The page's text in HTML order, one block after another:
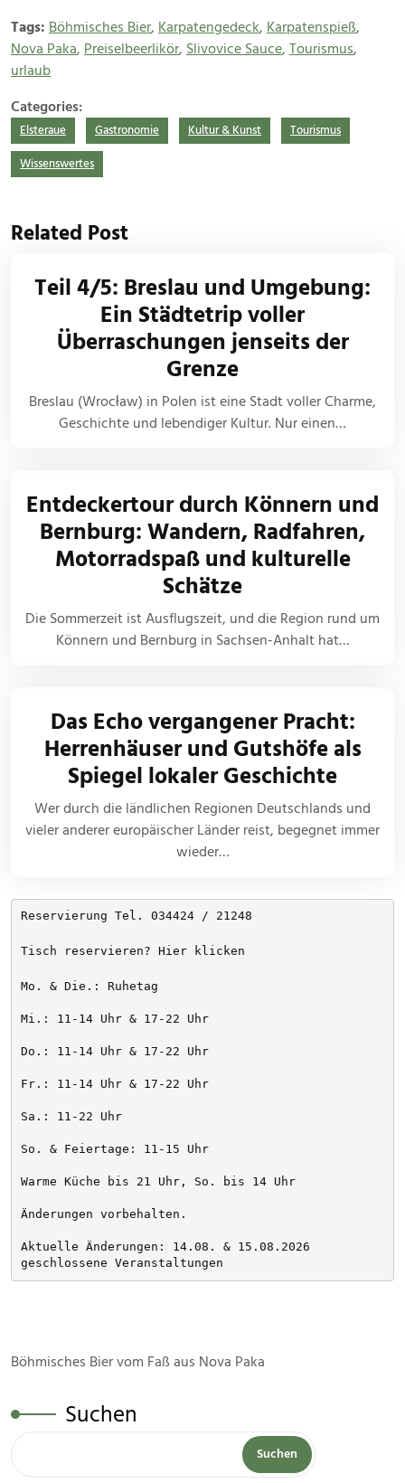
Tags: Böhmisches Bier, Karpatengedeck, Karpatenspieß,
Nova Paka, Preiselbeerlikör, Slivovice Sauce, Tourismus,
urlaub
Categories:
Elsteraue Gastronomie Kultur & Kunst Tourismus
Wissenswertes
Related Post
Teil 4/5: Breslau und Umgebung:
Ein Städtetrip voller
Überraschungen jenseits der
Grenze
Breslau (Wrocław) in Polen ist eine Stadt voller Charme,
Geschichte und lebendiger Kultur. Nur einen…
Entdeckertour durch Könnern und
Bernburg: Wandern, Radfahren,
Motorradspaß und kulturelle
Schätze
Die Sommerzeit ist Ausflugszeit, und die Region rund um
Könnern und Bernburg in Sachsen-Anhalt hat…
Das Echo vergangener Pracht:
Herrenhäuser und Gutshöfe als
Spiegel lokaler Geschichte
Wer durch die ländlichen Regionen Deutschlands und
vieler anderer europäischer Länder reist, begegnet immer
wieder…
Reservierung Tel. 034424 / 21248
Tisch reservieren? Hier klicken
Mo. & Die.: Ruhetag
Mi.: 11-14 Uhr & 17-22 Uhr
Do.: 11-14 Uhr & 17-22 Uhr
Fr.: 11-14 Uhr & 17-22 Uhr
Sa.: 11-22 Uhr
So. & Feiertage: 11-15 Uhr
Warme Küche bis 21 Uhr, So. bis 14 Uhr
Änderungen vorbehalten.
Aktuelle Änderungen: 14.08. & 15.08.2026
geschlossene Veranstaltungen
Böhmisches Bier vom Faß aus Nova Paka
Suchen
Suchen